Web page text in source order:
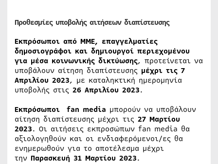
Προθεσμίες υποβολής αιτήσεων διαπίστευσης
Εκπρόσωποι από ΜΜΕ, επαγγελματίες
δημοσιογράφοι και δημιουργοί περιεχομένου
για μέσα κοινωνικής δικτύωσης, προτείνεται να
υποβάλουν αίτηση διαπίστευσης μέχρι τις 7
Απριλίου 2023, με καταληκτική ημερομηνία
υποβολής στις 26 Απριλίου 2023.
Εκπρόσωποι
fan media μπορούν να υποβάλουν
αίτηση διαπίστευσης μέχρι τις 27 Μαρτίου
2023. Οι αιτήσεις εκπροσώπων fan media θα
αξιολογηθούν και οι ενδιαφερόμενοι/ες θα
ενημερωθούν για το αποτέλεσμα μέχρι
την Παρασκευή 31 Μαρτίου 2023.